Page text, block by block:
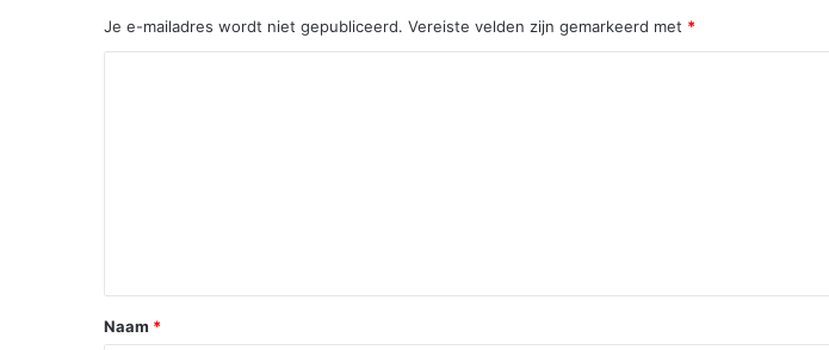
Je e-mailadres wordt niet gepubliceerd. Vereiste velden zijn gemarkeerd met *
*
Naam *